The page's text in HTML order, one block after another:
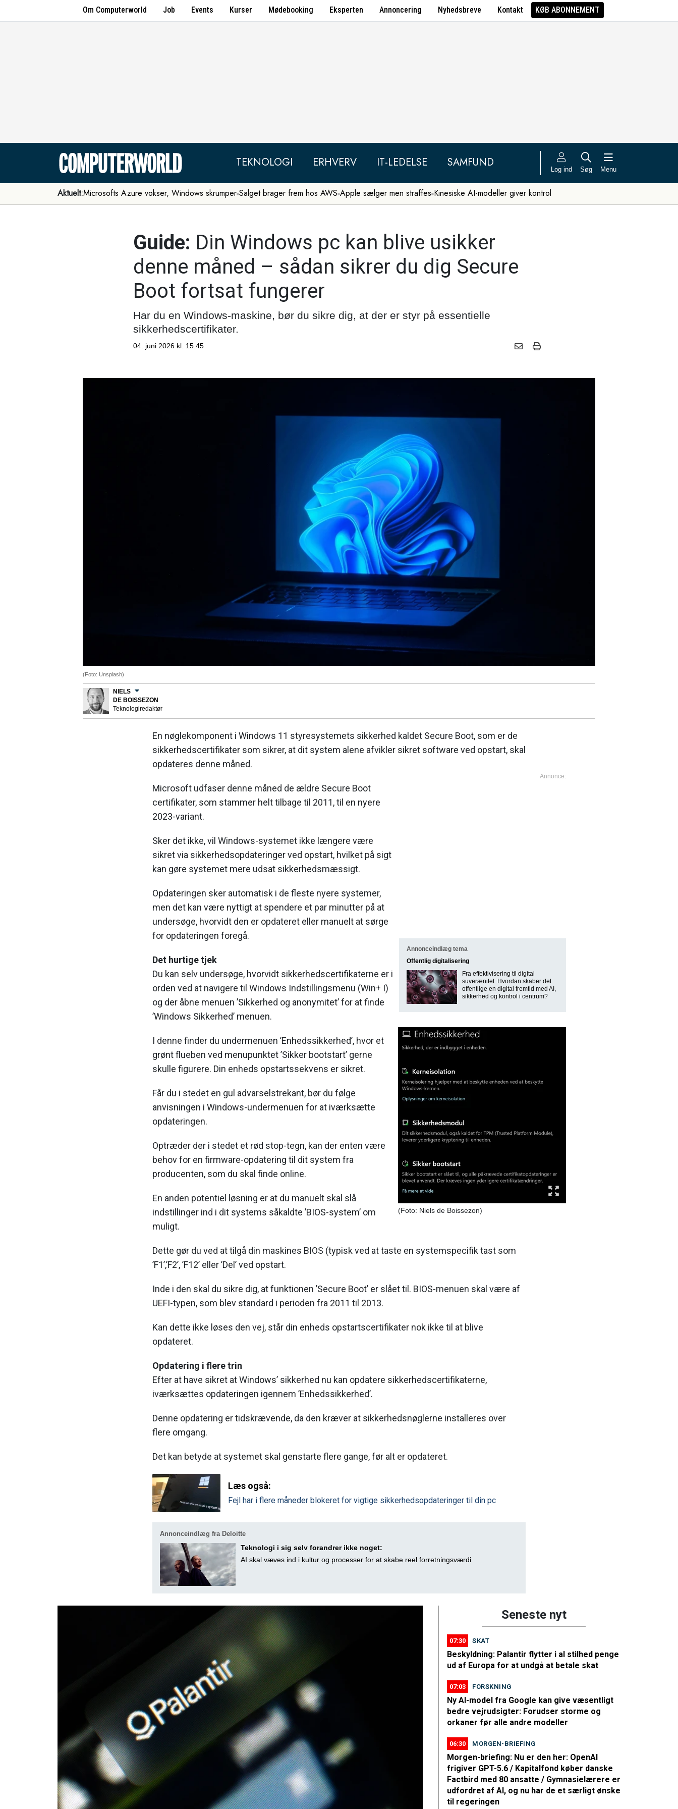
Om Computerworld Job Events Kurser Mødebooking Eksperten Annoncering Nyhedsbreve Kontakt KØB ABONNEMENT
TEKNOLOGI ERHVERV IT-LEDELSE SAMFUND Log ind Søg Menu
Aktuelt:Microsofts Azure vokser, Windows skrumper Salget brager frem hos AWS Apple sælger men straffes Kinesiske AI-modeller giver kontrol
Guide: Din Windows pc kan blive usikker
denne måned – sådan sikrer du dig Secure
Boot fortsat fungerer
Har du en Windows-maskine, bør du sikre dig, at der er styr på essentielle
sikkerhedscertifikater.
04. juni 2026 kl. 15.45
(Foto: Unsplash)
NIELS
DE BOISSEZON
Teknologiredaktør
Annonceindlæg tema
Offentlig digitalisering
Fra effektivisering til digital
suverænitet. Hvordan skaber det
offentlige en digital fremtid med AI,
sikkerhed og kontrol i centrum?
En nøglekomponent i Windows 11 styresystemets sikkerhed kaldet Secure Boot, som er de
sikkerhedscertifikater som sikrer, at dit system alene afvikler sikret software ved opstart, skal
opdateres denne måned.
Microsoft udfaser denne måned de ældre Secure Boot
certifikater, som stammer helt tilbage til 2011, til en nyere
2023-variant.
Sker det ikke, vil Windows-systemet ikke længere være
sikret via sikkerhedsopdateringer ved opstart, hvilket på sigt
kan gøre systemet mere udsat sikkerhedsmæssigt.
Opdateringen sker automatisk i de fleste nyere systemer,
men det kan være nyttigt at spendere et par minutter på at
undersøge, hvorvidt den er opdateret eller manuelt at sørge
for opdateringen foregå.
(Foto: Niels de Boissezon)
Det hurtige tjek
Du kan selv undersøge, hvorvidt sikkerhedscertifikaterne er i
orden ved at navigere til Windows Indstillingsmenu (Win+ I)
og der åbne menuen ’Sikkerhed og anonymitet’ for at finde
’Windows Sikkerhed’ menuen.
I denne finder du undermenuen ’Enhedssikkerhed’, hvor et
grønt flueben ved menupunktet ’Sikker bootstart’ gerne
skulle figurere. Din enheds opstartssekvens er sikret.
Får du i stedet en gul advarselstrekant, bør du følge
anvisningen i Windows-undermenuen for at iværksætte
opdateringen.
Optræder der i stedet et rød stop-tegn, kan der enten være
behov for en firmware-opdatering til dit system fra
producenten, som du skal finde online.
En anden potentiel løsning er at du manuelt skal slå
indstillinger ind i dit systems såkaldte ’BIOS-system’ om
muligt.
Dette gør du ved at tilgå din maskines BIOS (typisk ved at taste en systemspecifik tast som
’F1’,’F2’, ’F12’ eller ’Del’ ved opstart.
Inde i den skal du sikre dig, at funktionen ’Secure Boot’ er slået til. BIOS-menuen skal være af
UEFI-typen, som blev standard i perioden fra 2011 til 2013.
Kan dette ikke løses den vej, står din enheds opstartscertifikater nok ikke til at blive
opdateret.
Opdatering i flere trin
Efter at have sikret at Windows’ sikkerhed nu kan opdatere sikkerhedscertifikaterne,
iværksættes opdateringen igennem ’Enhedssikkerhed’.
Denne opdatering er tidskrævende, da den kræver at sikkerhedsnøglerne installeres over
flere omgang.
Det kan betyde at systemet skal genstarte flere gange, før alt er opdateret.
Læs også:
Fejl har i flere måneder blokeret for vigtige sikkerhedsopdateringer til din pc
Annonceindlæg fra Deloitte
Teknologi i sig selv forandrer ikke noget:
AI skal væves ind i kultur og processer for at skabe reel forretningsværdi
Seneste nyt
07:30 SKAT
Beskyldning: Palantir flytter i al stilhed penge
ud af Europa for at undgå at betale skat
07:03 FORSKNING
Ny AI-model fra Google kan give væsentligt
bedre vejrudsigter: Forudser storme og
orkaner før alle andre modeller
06:30 MORGEN-BRIEFING
Morgen-briefing: Nu er den her: OpenAI
frigiver GPT-5.6 / Kapitalfond køber danske
Factbird med 80 ansatte / Gymnasielærere er
udfordret af AI, og nu har de et særligt ønske
til regeringen